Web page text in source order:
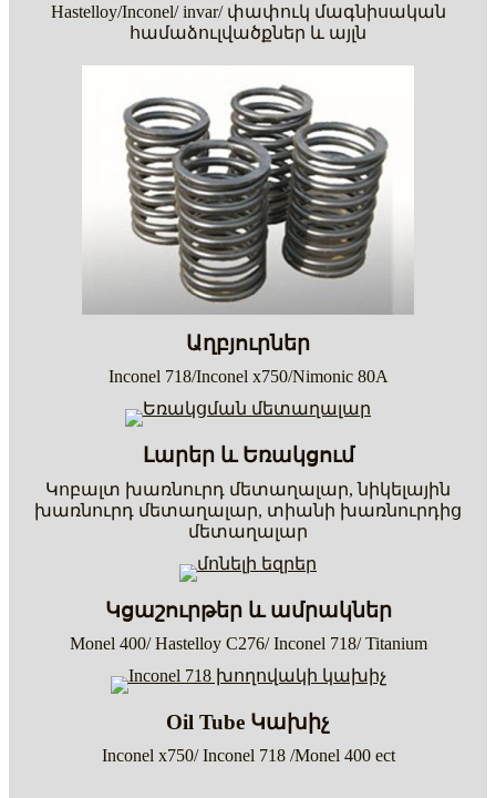
Hastelloy/Inconel/ invar/ փափուկ մագնիսական
համաձուլվածքներ և այլն
Աղբյուրներ
Inconel 718/Inconel x750/Nimonic 80A
Լարեր և Եռակցում
Կոբալտ խառնուրդ մետաղալար, նիկելային
խառնուրդ մետաղալար, տիանի խառնուրդից
մետաղալար
Կցաշուրթեր և ամրակներ
Monel 400/ Hastelloy C276/ Inconel 718/ Titanium
Oil Tube Կախիչ
Inconel x750/ Inconel 718 /Monel 400 ect